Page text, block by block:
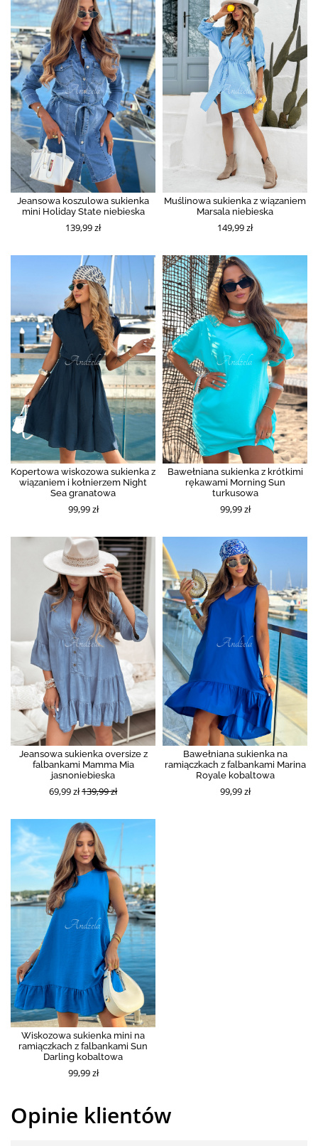
Jeansowa koszulowa sukienka
mini Holiday State niebieska
139,99 zł
Muślinowa sukienka z wiązaniem
Marsala niebieska
149,99 zł
Kopertowa wiskozowa sukienka z
wiązaniem i kołnierzem Night
Sea granatowa
99,99 zł
Bawełniana sukienka z krótkimi
rękawami Morning Sun
turkusowa
99,99 zł
Jeansowa sukienka oversize z
falbankami Mamma Mia
jasnoniebieska
69,99 zł139,99 zł
Bawełniana sukienka na
ramiączkach z falbankami Marina
Royale kobaltowa
99,99 zł
Wiskozowa sukienka mini na
ramiączkach z falbankami Sun
Darling kobaltowa
99,99 zł
Opinie klientów